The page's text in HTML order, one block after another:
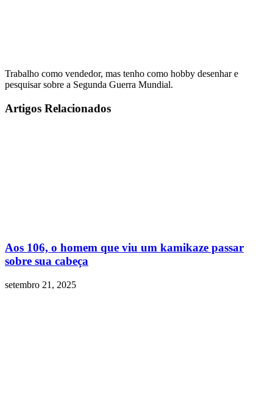
Trabalho como vendedor, mas tenho como hobby desenhar e
pesquisar sobre a Segunda Guerra Mundial.
Artigos Relacionados
Aos 106, o homem que viu um kamikaze passar
sobre sua cabeça
setembro 21, 2025